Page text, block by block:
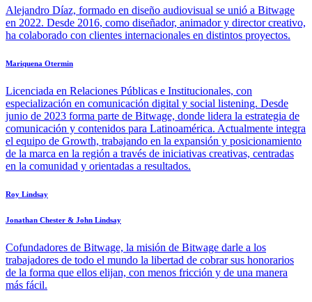
Alejandro Díaz, formado en diseño audiovisual se unió a Bitwage
en 2022. Desde 2016, como diseñador, animador y director creativo,
ha colaborado con clientes internacionales en distintos proyectos.
Mariquena Otermin
Licenciada en Relaciones Públicas e Institucionales, con
especialización en comunicación digital y social listening. Desde
junio de 2023 forma parte de Bitwage, donde lidera la estrategia de
comunicación y contenidos para Latinoamérica. Actualmente integra
el equipo de Growth, trabajando en la expansión y posicionamiento
de la marca en la región a través de iniciativas creativas, centradas
en la comunidad y orientadas a resultados.
Roy Lindsay
Jonathan Chester & John Lindsay
Cofundadores de Bitwage, la misión de Bitwage darle a los
trabajadores de todo el mundo la libertad de cobrar sus honorarios
de la forma que ellos elijan, con menos fricción y de una manera
más fácil.